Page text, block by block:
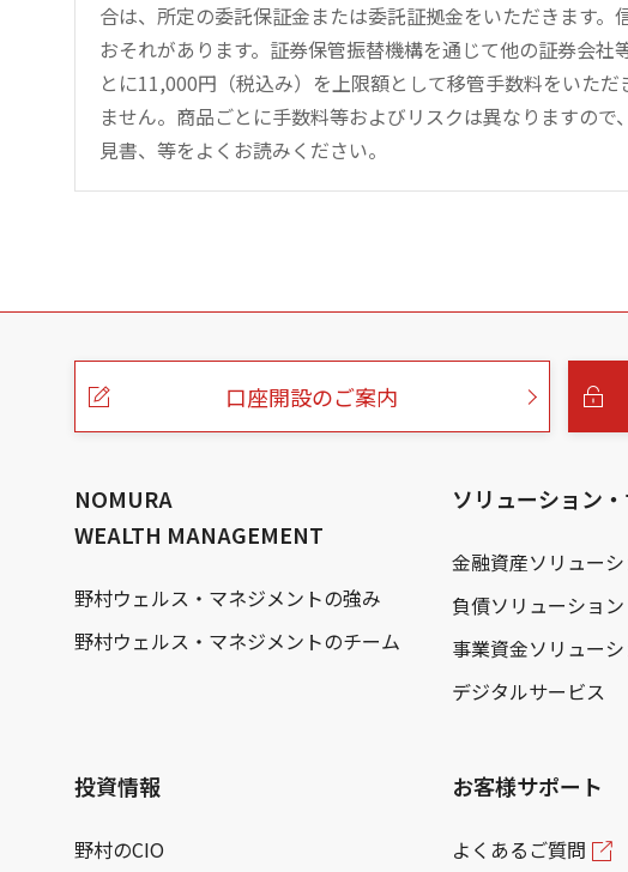
合は、所定の委託保証金または委託証拠金をいただきます
おそれがあります。証券保管振替機構を通じて他の証券会
とに11,000円（税込み）を上限額として移管手数料をいた
ません。商品ごとに手数料等およびリスクは異なりますの
見書、等をよくお読みください。
こ
口座開設のご案内
NOMURA
WEALTH MANAGEMENT
野村ウェルス・マネジメントの強み
野村ウェルス・マネジメントのチーム
ソリューション
金融資産ソリュー
負債ソリューション
事業資金ソリュー
デジタルサービス
投資情報
野村のCIO
お客様サポート
よくあるご質問